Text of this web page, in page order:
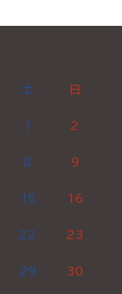
土 日
1 2
8 9
15 16
22 23
29 30